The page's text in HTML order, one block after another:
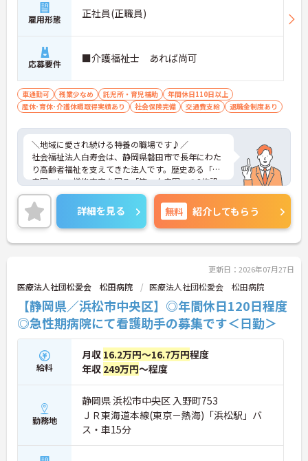
【頑張りがしっかり給与・評価に反映される職場で
一時金も別途支給されています。
・入社半年でリーダーを任されたスタッフの実績が
あるなど、年次にかかわらず頑張りが評価され、キ
ャリアアップを実現できる職場環境です
【働きやすい休日・残業面と、長く安心して働ける
福利厚生が魅力です】
・月9日公休に加え、夏季・冬季休暇各3日が確保さ
れており（年間休日113日）、オンオフのメリハリ
をつけて働くことができます。
・全社平均残業月5時間程度と、業界平均を大きく
下回る少ない残業時間を実現しています
時間勤務・マインドフルネスプログラムなど、長期
的に安心して働き続けるための制度が充実していま
す
雇用形態 正社員(正職員)
応募要件 ■介護福祉士 あれば尚可
車通勤可 残業少なめ 託児所・育児補助
年間休日110日以上
産休･育休･介護休暇取得実績あり
社会保険完備 交通費支給 退職金制度あり
＼地域に愛され続ける特養の職場です♪／
社会福祉法人白寿会は、静岡県磐田市で長年にわた
り高齢者福祉を支えてきた法人です。歴史ある「白
寿園」と、機能充実を図る「第二白寿園」の2施設
を運営しており、従来型多床室とユニット型個室の
両方に対応できる環境が整っています。ご利用者様
一人ひとりの生活に寄り添いながら、食事・入浴・
排泄介助をはじめ、機能維持支援やレクリエーショ
ン活動など幅広い介護サービスを提供しています。
験を積みながら、ご利用者様の暮らしを支えるやり
がいを実感しやすい職場です。働きやすい勤務体制
や待遇面も充実しており、安心して長く活躍しやす
い環境となっています。
■ 「しっかり休める」が叶う環境♪
仕事とプライベートの両立を大切にしたい方にもお
すすめです。
・「年間休日115日」の週休2日制
・有給休暇は入職6ヶ月後に10日付与
→ オン・オフのメリハリをつけながら、無理なく働
きやすい環境です♪
■ 高水準の賞与で将来も安心！
詳細を見る 無料 紹介してもらう
更新日：2026年07月27日
医療法人社団松愛会 松田病院 医療法人社団松愛会 松田病院
【静岡県／浜松市中央区】◎年間休日120日程度
◎急性期病院にて看護助手の募集です＜日勤＞
給料
月収 16.2万円～16.7万円程度
年収 249万円～程度
勤務地
静岡県 浜松市中央区 入野町753
ＪＲ東海道本線(東京－熱海)「浜松駅」バ
ス・車15分